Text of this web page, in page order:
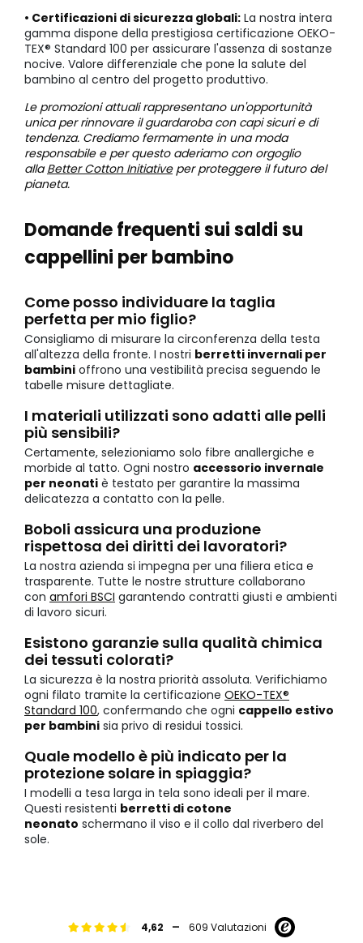
• Certificazioni di sicurezza globali: La nostra intera
gamma dispone della prestigiosa certificazione OEKO-
TEX® Standard 100 per assicurare l'assenza di sostanze
nocive. Valore differenziale che pone la salute del
bambino al centro del progetto produttivo.
Le promozioni attuali rappresentano un'opportunità
unica per rinnovare il guardaroba con capi sicuri e di
tendenza. Crediamo fermamente in una moda
responsabile e per questo aderiamo con orgoglio
allaBetter Cotton Initiativeper proteggere il futuro del
pianeta.
Domande frequenti sui saldi su
cappellini per bambino
Come posso individuare la taglia
perfetta per mio figlio?
Consigliamo di misurare la circonferenza della testa
all'altezza della fronte. I nostri berretti invernali per
bambini offrono una vestibilità precisa seguendo le
tabelle misure dettagliate.
I materiali utilizzati sono adatti alle pelli
più sensibili?
Certamente, selezioniamo solo fibre anallergiche e
morbide al tatto. Ogni nostro accessorio invernale
per neonati è testato per garantire la massima
delicatezza a contatto con la pelle.
Boboli assicura una produzione
rispettosa dei diritti dei lavoratori?
La nostra azienda si impegna per una filiera etica e
trasparente. Tutte le nostre strutture collaborano
con amfori BSCI garantendo contratti giusti e ambienti
di lavoro sicuri.
Esistono garanzie sulla qualità chimica
dei tessuti colorati?
La sicurezza è la nostra priorità assoluta. Verifichiamo
ogni filato tramite la certificazione OEKO-TEX®
Standard 100, confermando che ogni cappello estivo
per bambini sia privo di residui tossici.
Quale modello è più indicato per la
protezione solare in spiaggia?
I modelli a tesa larga in tela sono ideali per il mare.
Questi resistenti berretti di cotone
neonato schermano il viso e il collo dal riverbero del
sole.
4,62 - 609 Valutazioni